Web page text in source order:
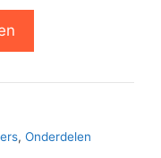
, Onderdelen